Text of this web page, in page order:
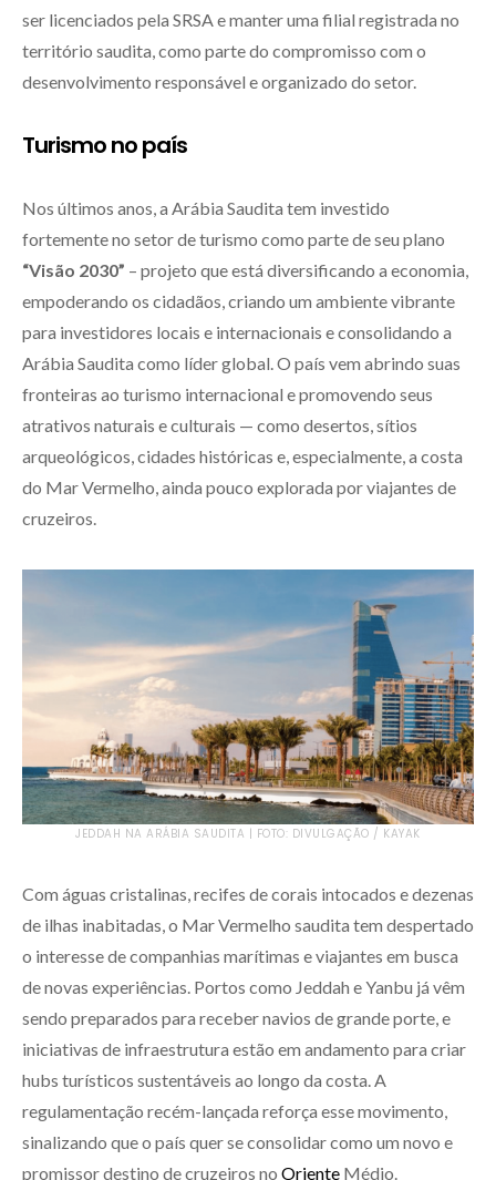
ser licenciados pela SRSA e manter uma filial registrada no
território saudita, como parte do compromisso com o
desenvolvimento responsável e organizado do setor.
Turismo no país
Nos últimos anos, a Arábia Saudita tem investido
fortemente no setor de turismo como parte de seu plano
“Visão 2030” – projeto que está diversificando a economia,
empoderando os cidadãos, criando um ambiente vibrante
para investidores locais e internacionais e consolidando a
Arábia Saudita como líder global. O país vem abrindo suas
fronteiras ao turismo internacional e promovendo seus
atrativos naturais e culturais — como desertos, sítios
arqueológicos, cidades históricas e, especialmente, a costa
do Mar Vermelho, ainda pouco explorada por viajantes de
cruzeiros.
JEDDAH NA ARÁBIA SAUDITA | FOTO: DIVULGAÇÃO / KAYAK
Com águas cristalinas, recifes de corais intocados e dezenas
de ilhas inabitadas, o Mar Vermelho saudita tem despertado
o interesse de companhias marítimas e viajantes em busca
de novas experiências. Portos como Jeddah e Yanbu já vêm
sendo preparados para receber navios de grande porte, e
iniciativas de infraestrutura estão em andamento para criar
hubs turísticos sustentáveis ao longo da costa. A
regulamentação recém-lançada reforça esse movimento,
sinalizando que o país quer se consolidar como um novo e
promissor destino de cruzeiros no Oriente Médio.